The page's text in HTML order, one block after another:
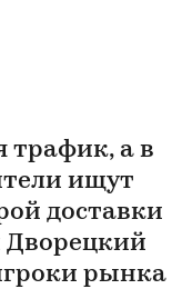
трафик, а в
ищут
доставки
Дворецкий
рынка